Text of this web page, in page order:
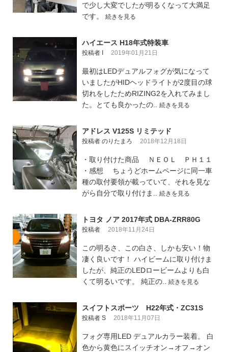
で少し大変でしたが明るくなって大満足
です。 続きを見る
ハイエース H18年式特装車
投稿者 I 2019年01月21日
最初はLEDデュアルフォグが気になって
いましたがHIDヘッドライトが2度目の球
切れをしたためRIZING2を入れてみまし
た。とても良かったの.. 続きを見る
アドレス V125S リミテッド
投稿者 のりたまろ 2018年12月18日
・取り付けた商品 ＮＥＯＬ ＰＨ１１
・感想 ちょうどホームページに同一車
種の取付要領が載っていて、それを見な
がら自分で取り付けま.. 続きを見る
トヨタ ノア 2017年式 DBA-ZRR80G
投稿者 2018年11月24日
この明るさ、この白さ、しかも安い！物
凄く良いです！ ハイビームに取り付けま
したが、純正のLEDロービームよりも白
くて明るいです。 純正の.. 続きを見る
スイフトスポーツ H22年式・ZC31S
投稿者 S 2018年11月07日
フォグ専用LED デュアルカラー装着。 白
色から黄色にスイッチオン→オフ→オン